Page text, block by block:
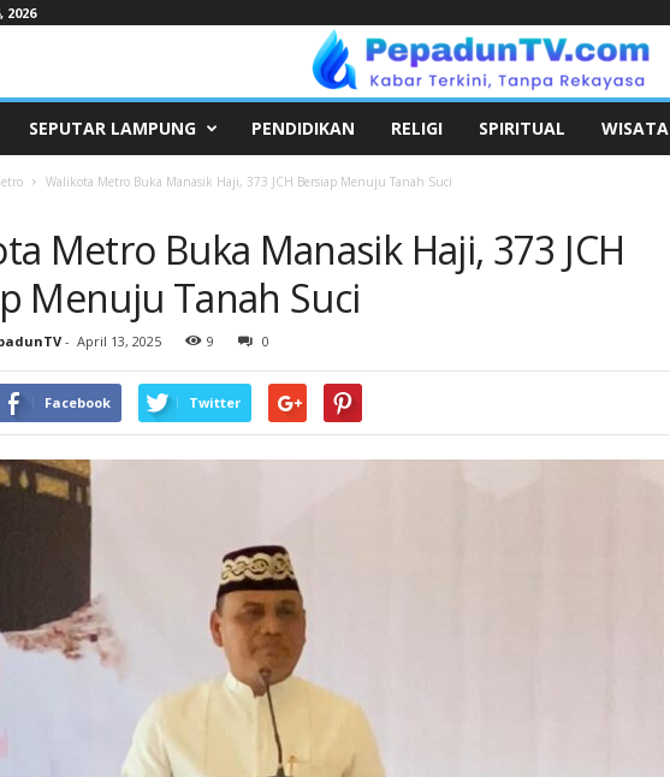
2026
SEPUTAR LAMPUNG PENDIDIKAN RELIGI SPIRITUAL WISATA
Walikota Metro Buka Manasik Haji, 373 JCH Bersiap Menuju Tanah Suci
Metro Buka Manasik Haji, 373 JCH
Menuju Tanah Suci
- April 13, 2025 9 0
Facebook Twitter